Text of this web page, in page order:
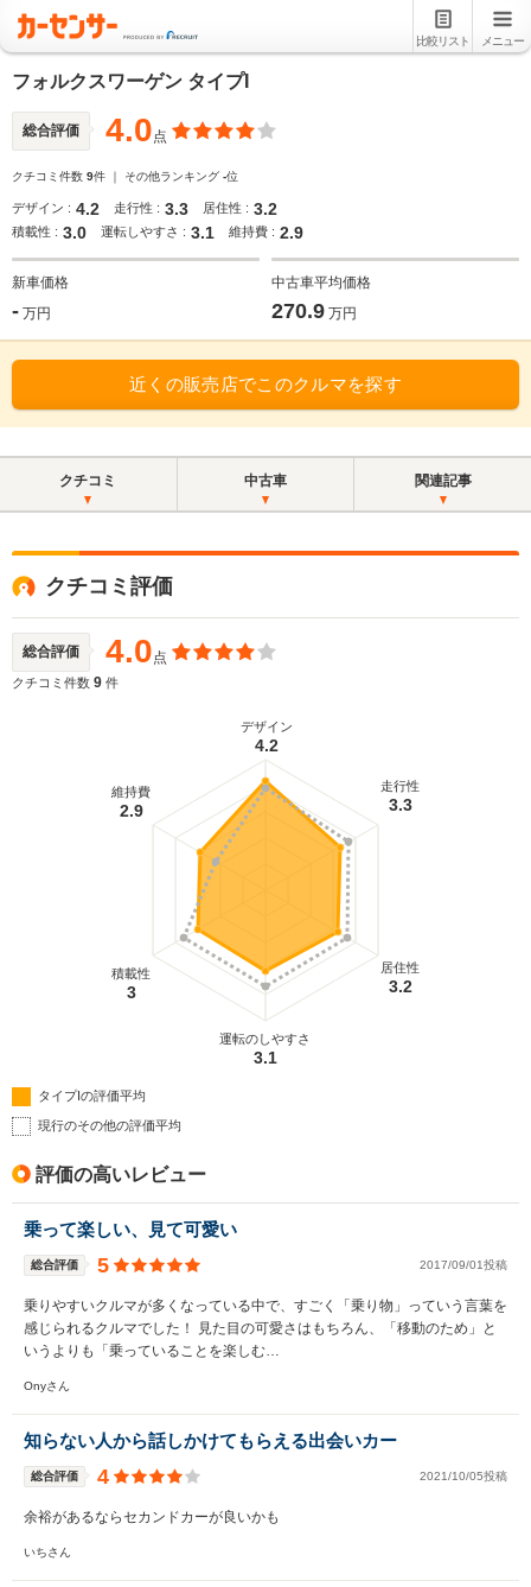
比較リスト メニュー
フォルクスワーゲン タイプI
総合評価 4.0点
クチコミ件数 9件 ｜ その他ランキング -位
デザイン : 4.2 走行性 : 3.3 居住性 : 3.2
積載性 : 3.0 運転しやすさ : 3.1 維持費 : 2.9
新車価格
- 万円
中古車平均価格
270.9 万円
近くの販売店でこのクルマを探す
クチコミ 中古車 関連記事
クチコミ評価
総合評価 4.0点
クチコミ件数 9 件
デザイン
4.2
走行性
3.3
居住性
3.2
運転のしやすさ
3.1
積載性
3
維持費
2.9
タイプIの評価平均
現行のその他の評価平均
評価の高いレビュー
乗って楽しい、見て可愛い
総合評価 5 2017/09/01投稿
乗りやすいクルマが多くなっている中で、すごく「乗り物」っていう言葉を
感じられるクルマでした！ 見た目の可愛さはもちろん、「移動のため」と
いうよりも「乗っていることを楽しむ…
Onyさん
知らない人から話しかけてもらえる出会いカー
総合評価 4 2021/10/05投稿
余裕があるならセカンドカーが良いかも
いちさん